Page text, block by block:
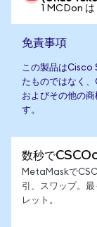
1 MCDon
免責事項
この製品はCisco
たものではなく
およびその他の
す。
数秒で
MetaMaskで
引、スワップ。
レット。